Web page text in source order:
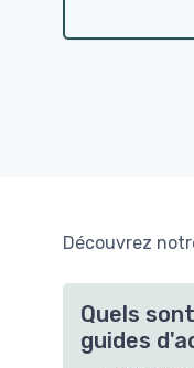
Découvrez
Quels
guides